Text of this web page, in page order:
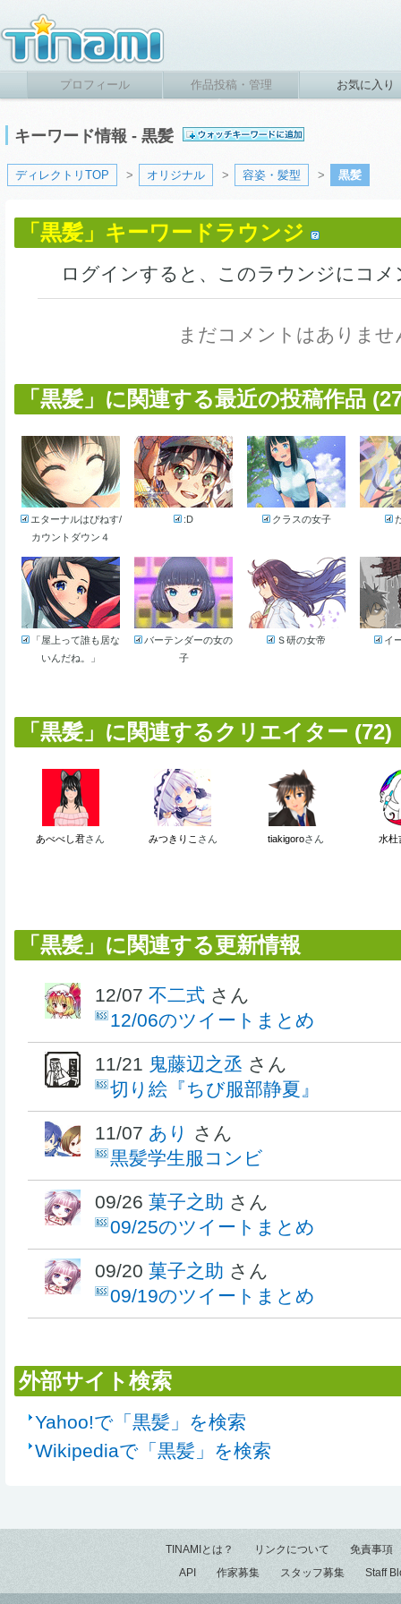
プロフィール 作品投稿・管理 お気に入り
キーワード情報 - 黒髪
ディレクトリTOP > オリジナル > 容姿・髪型 > 黒髪
「黒髪」キーワードラウンジ
ログインすると、このラウンジにコ
まだコメントはありませ
「黒髪」に関連する最近の投稿作品
エターナルはぴねす/
カウントダウン４
:D クラスの女子
「屋上って誰も居な
いんだね。」
バーテンダーの女の
子
Ｓ研の女帝 イ
「黒髪」に関連するクリエイター (72)
あべべし君さん みつきりこ さん tiakigoroさん 水杜
「黒髪」に関連する更新情報
12/07 不二式 さん
12/06のツイートまとめ
11/21 鬼藤辺之丞 さん
切り絵『ちび服部静夏』
11/07 あり
さん
黒髪学生服コンビ
09/26 菓子之助 さん
09/25のツイートまとめ
09/20 菓子之助 さん
09/19のツイートまとめ
外部サイト検索
Yahoo!で「黒髪」を検索
Wikipediaで「黒髪」を検索
TINAMIとは？ リンクについて
免責事項
API
作家募集 スタッフ募集 Staff